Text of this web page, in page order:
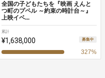
全国の子どもたちを『映画 えんと
つ町のプペル ～約束の時計台～』
上映イベ...
累計
¥1,638,000 募集中
327%